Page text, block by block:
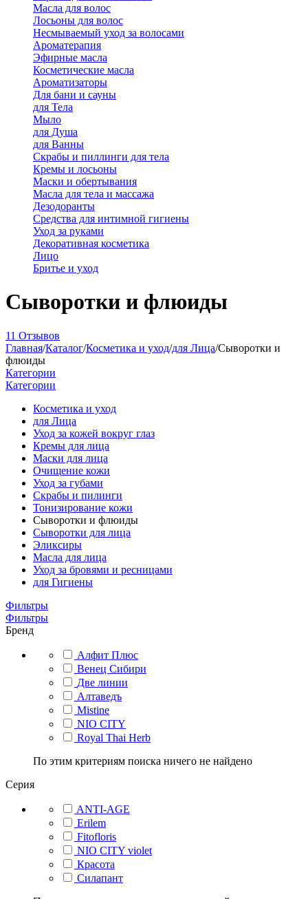
Масла для волос
Лосьоны для волос
Несмываемый уход за волосами
Ароматерапия
Эфирные масла
Косметические масла
Ароматизаторы
Для бани и сауны
для Тела
Мыло
для Душа
для Ванны
Скрабы и пиллинги для тела
Кремы и лосьоны
Маски и обертывания
Масла для тела и массажа
Дезодоранты
Средства для интимной гигиены
Уход за руками
Декоративная косметика
Лицо
Бритье и уход
Сыворотки и флюиды
11 Отзывов
Главная/Каталог/Косметика и уход/для Лица/Сыворотки и
флюиды
Категории
Категории
Косметика и уход
для Лица
Уход за кожей вокруг глаз
Кремы для лица
Маски для лица
Очищение кожи
Уход за губами
Скрабы и пилинги
Тонизирование кожи
Сыворотки и флюиды
Сыворотки для лица
Эликсиры
Масла для лица
Уход за бровями и ресницами
для Гигиены
Фильтры
Фильтры
Бренд
Алфит Плюс
Венец Сибири
Две линии
Алтаведъ
Mistine
NIO CITY
Royal Thai Herb
По этим критериям поиска ничего не найдено
Серия
ANTI-AGE
Erilem
Fitofloris
NIO CITY violet
Красота
Силапант